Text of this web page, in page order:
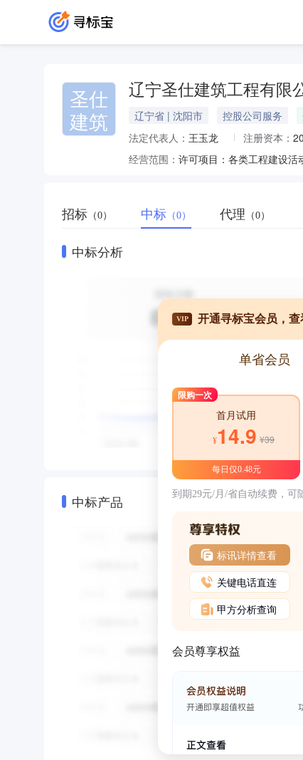
圣仕
建筑
辽宁圣仕建筑工程有限
辽宁省 | 沈阳市 控股公司服务
法定代表人： 王玉龙 注册资本：
经营范围：
招标 （0） 中标 （0） 代理 （0）
中标分析
中标产品
VIP 开通寻标宝会员，
单省会员
限购一次
首月试用
¥14.9 ¥39
每日仅0.48元
到期29元/月/省自动续费，可
标讯详情查看
关键电话直连
甲方分析查询
会员尊享权益